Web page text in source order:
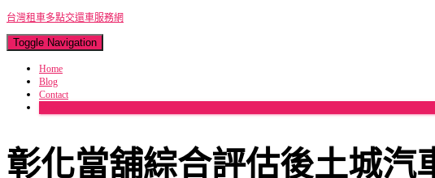
台灣租車多點交還車服務網
Toggle Navigation
Home
Blog
Contact
彰化當舖綜合評估後土城汽